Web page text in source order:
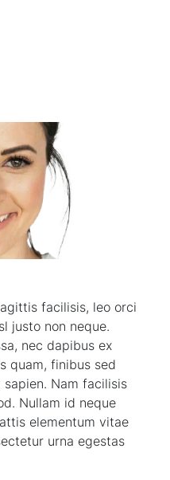
facilisis, leo orci
justo non neque.
nec dapibus ex
quam, finibus sed
Nam facilisis
Nullam id neque
elementum vitae
urna egestas